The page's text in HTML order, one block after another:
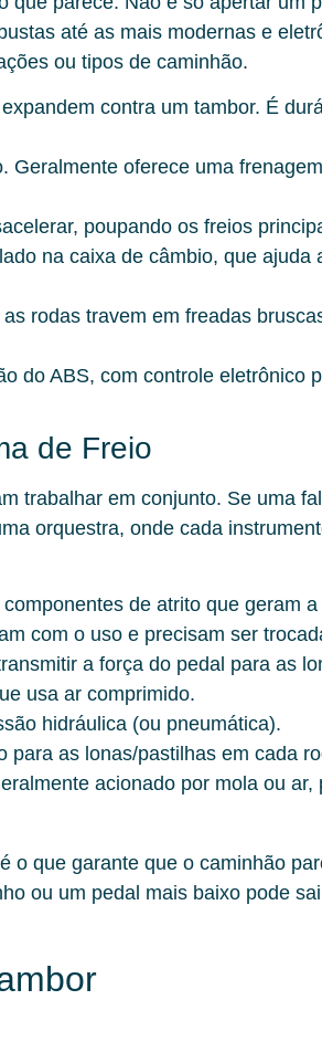
até as mais modernas e
ou tipos de caminhão.
contra um tambor. É
Geralmente oferece uma
poupando os freios
na caixa de câmbio, que ajuda
rodas travem em freadas
do ABS, com controle eletrônico
de Freio
trabalhar em conjunto. Se uma
orquestra, onde cada
componentes de atrito que geram
com o uso e precisam ser
a força do pedal para as
usa ar comprimido.
hidráulica (ou pneumática).
para as lonas/pastilhas em cada
acionado por mola ou ar,
o que garante que o caminhão
ou um pedal mais baixo pode